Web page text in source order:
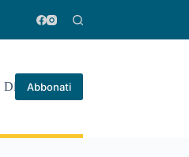
Di piùAbbonati